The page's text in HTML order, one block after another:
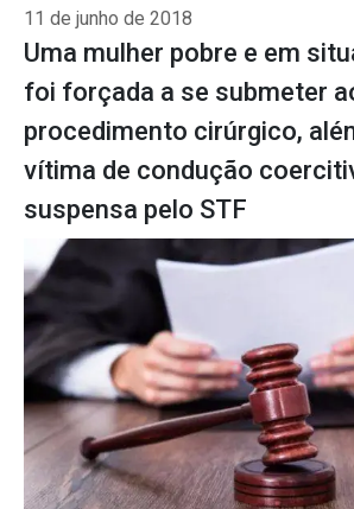
11 de junho de 2018
Uma mulher pobre e em
foi forçada a se submeter
procedimento cirúrgico,
vítima de condução
suspensa pelo STF